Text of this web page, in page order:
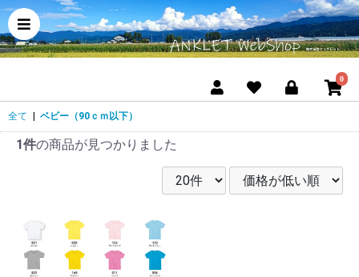
0
全て | ベビー（90ｃｍ以下）
1件の商品が見つかりました